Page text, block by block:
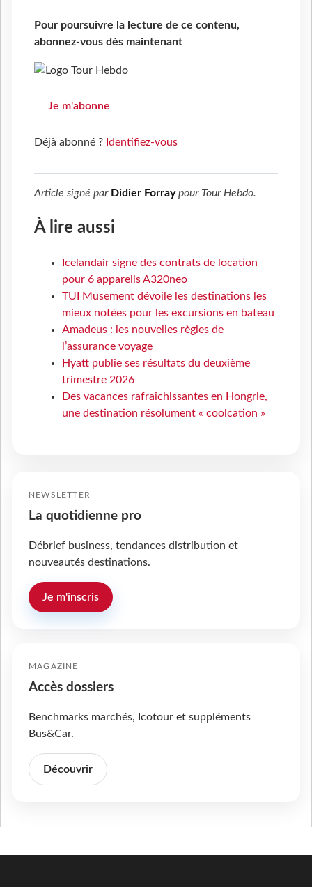
Pour poursuivre la lecture de ce contenu,
abonnez-vous dès maintenant
Je m'abonne
Déjà abonné ? Identifiez-vous
Article signé par Didier Forraypour Tour Hebdo.
À lire aussi
Icelandair signe des contrats de location
pour 6 appareils A320neo
TUI Musement dévoile les destinations les
mieux notées pour les excursions en bateau
Amadeus : les nouvelles règles de
l’assurance voyage
Hyatt publie ses résultats du deuxième
trimestre 2026
Des vacances rafraîchissantes en Hongrie,
une destination résolument « coolcation »
NEWSLETTER
La quotidienne pro
Débrief business, tendances distribution et
nouveautés destinations.
Je m'inscris
MAGAZINE
Accès dossiers
Benchmarks marchés, Icotour et suppléments
Bus&Car.
Découvrir